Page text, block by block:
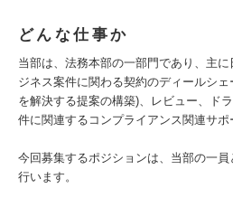
どんな仕事か
当部は、法務本部の一部門であり、主
ジネス案件に関わる契約のディールシ
を解決する提案の構築)、レビュー、ド
件に関連するコンプライアンス関連サポ
今回募集するポジションは、当部の一
行います。